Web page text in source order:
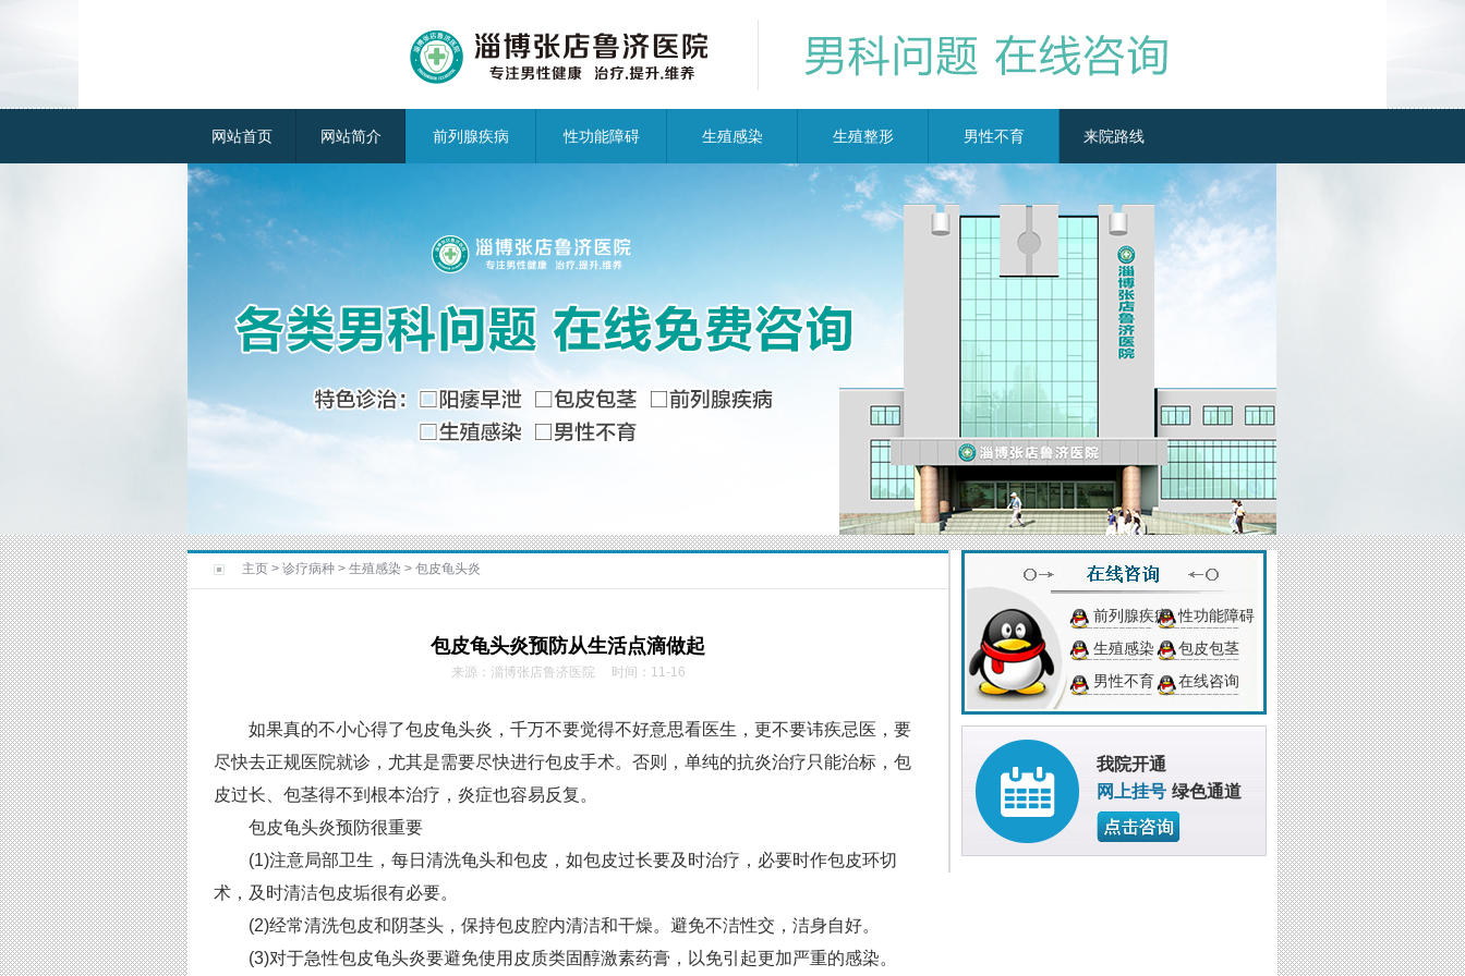
网站首页 网站简介 前列腺疾病 性功能障碍 生殖感染 生殖整形 男性不育 来院路线
主页 > 诊疗病种 > 生殖感染 > 包皮龟头炎
包皮龟头炎预防从生活点滴做起
来源：淄博张店鲁济医院 时间：11-16
如果真的不小心得了包皮龟头炎，千万不要觉得不好意思看医生，更不要讳疾忌医，要
尽快去正规医院就诊，尤其是需要尽快进行包皮手术。否则，单纯的抗炎治疗只能治标，包
皮过长、包茎得不到根本治疗，炎症也容易反复。
包皮龟头炎预防很重要
(1)注意局部卫生，每日清洗龟头和包皮，如包皮过长要及时治疗，必要时作包皮环切
术，及时清洁包皮垢很有必要。
(2)经常清洗包皮和阴茎头，保持包皮腔内清洁和干燥。避免不洁性交，洁身自好。
(3)对于急性包皮龟头炎要避免使用皮质类固醇激素药膏，以免引起更加严重的感染。
前列腺疾病 性功能障碍
生殖感染
包皮包茎
男性不育
在线咨询
我院开通
网上挂号 绿色通道